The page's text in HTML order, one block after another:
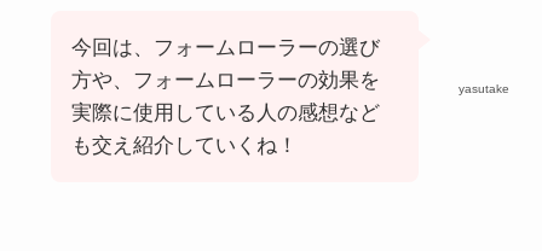
yasutake
今回は、フォームローラーの選び
方や、フォームローラーの効果を
実際に使用している人の感想など
も交え紹介していくね！